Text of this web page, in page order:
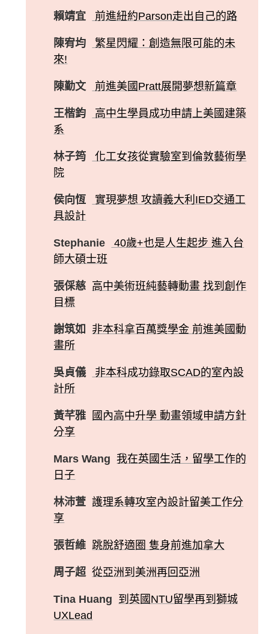
賴靖宜 前進紐約Parson走出自己的路
陳宥均
繁星閃耀：創造無限可能的未
來!
陳勤文 前進美國Pratt展開夢想新篇章
王楷鈞
高中生學員成功申請上美國建築
系
林子筠
化工女孩從實驗室到倫敦藝術學
院
侯向恆
實現夢想 攻讀義大利IED交通工
具設計
Stephanie
40歲+也是人生起步 進入台
師大碩士班
張倸慈 高中美術班純藝轉動畫 找到創作
目標
謝筑如
非本科拿百萬獎學金 前進美國動
畫所
吳貞儀
非本科成功錄取SCAD的室內設
計所
黃芊雅
國內高中升學 動畫領域申請方針
分享
Mars Wang 我在英國生活，留學工作的
日子
林沛萱 護理系轉攻室內設計留美工作分
享
張哲維 跳脫舒適圈 隻身前進加拿大
周子超 從亞洲到美洲再回亞洲
Tina Huang 到英國NTU留學再到獅城
UXLead